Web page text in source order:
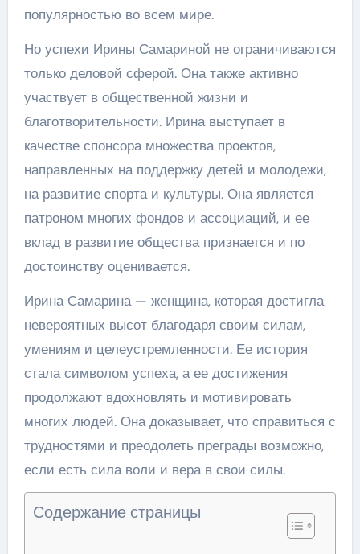
популярностью во всем мире.
Но успехи Ирины Самариной не ограничиваются
только деловой сферой. Она также активно
участвует в общественной жизни и
благотворительности. Ирина выступает в
качестве спонсора множества проектов,
направленных на поддержку детей и молодежи,
на развитие спорта и культуры. Она является
патроном многих фондов и ассоциаций, и ее
вклад в развитие общества признается и по
достоинству оценивается.
Ирина Самарина — женщина, которая достигла
невероятных высот благодаря своим силам,
умениям и целеустремленности. Ее история
стала символом успеха, а ее достижения
продолжают вдохновлять и мотивировать
многих людей. Она доказывает, что справиться с
трудностями и преодолеть преграды возможно,
если есть сила воли и вера в свои силы.
Содержание страницы